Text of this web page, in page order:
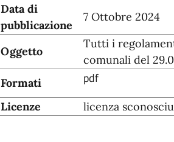
Data di
pubblicazione
7 Ottobre 2024
Oggetto
Tutti i
comunali del
Formati
pdf
Licenze licenza